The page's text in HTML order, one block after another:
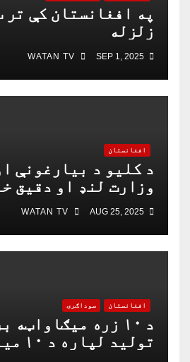
په افغانستان کې تر
زلزله
افغانستان
د کلیو د بیارغونې
وزارت لنډ او دقیق
افغانستان سوداګرۍ
د ۱۰ زره میګاواټه
تولید